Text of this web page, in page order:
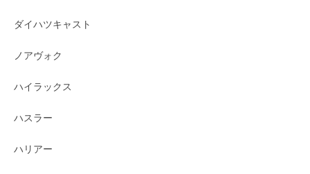
ダイハツキャスト
ノアヴォク
ハイラックス
ハスラー
ハリアー